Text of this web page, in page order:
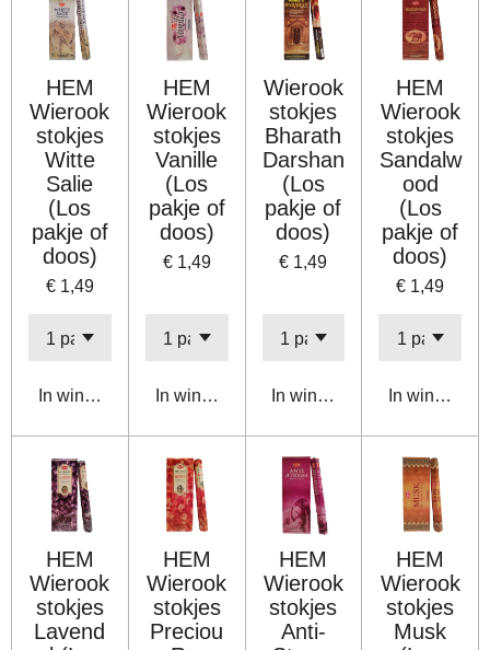
HEM
Wierook
stokjes
Witte
Salie
(Los
pakje of
doos)
€ 1,49
In winkelwagen
HEM
Wierook
stokjes
Vanille
(Los
pakje of
doos)
€ 1,49
In winkelwagen
Wierook
stokjes
Bharath
Darshan
(Los
pakje of
doos)
€ 1,49
In winkelwagen
HEM
Wierook
stokjes
Sandalw
ood
(Los
pakje of
doos)
€ 1,49
In
HEM
Wierook
stokjes
Lavend
HEM
Wierook
stokjes
Preciou
HEM
Wierook
stokjes
Anti-
HEM
Wierook
stokjes
Musk